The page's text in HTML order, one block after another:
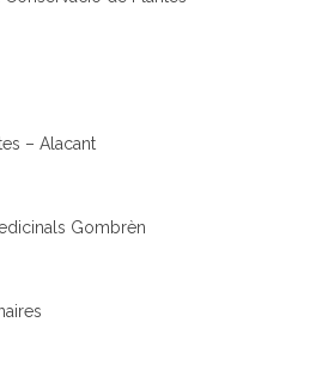
– Alacant
Gombrèn